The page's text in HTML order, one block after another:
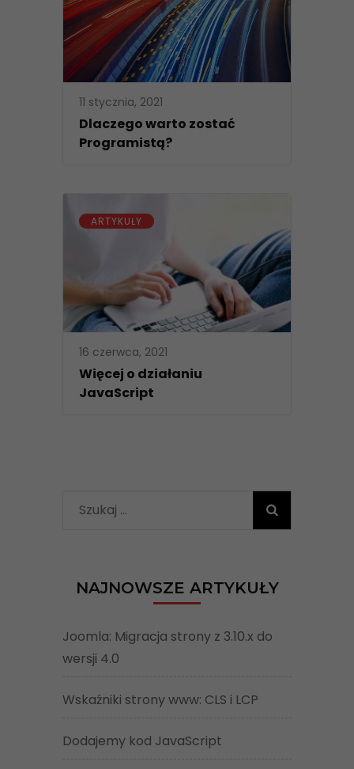
11 stycznia, 2021
Dlaczego warto zostać
Programistą?
ARTYKUŁY
16 czerwca, 2021
Więcej o działaniu
JavaScript
Szukaj:
NAJNOWSZE ARTYKUŁY
Joomla: Migracja strony z 3.10.x do
wersji 4.0
Wskaźniki strony www: CLS i LCP
Dodajemy kod JavaScript